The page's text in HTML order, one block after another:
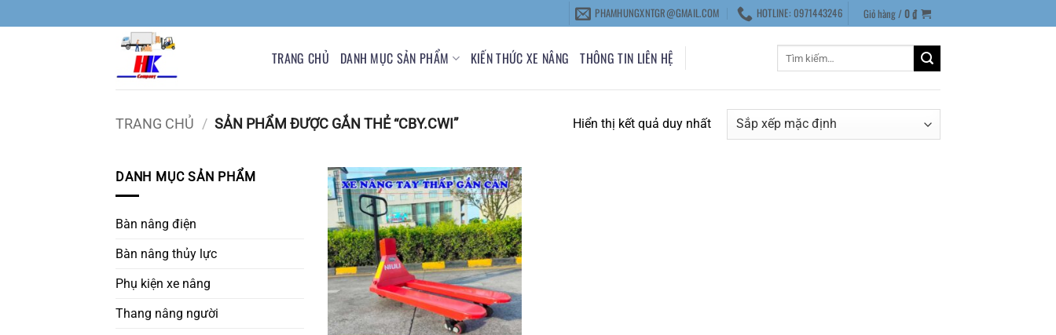
qua
PHAMHUNGXNTGR@GMAIL.COM HOTLINE: 0971443246 Giỏ hàng /0₫
TRANG CHỦ DANH MỤC SẢN PHẨM KIẾN THỨC XE NÂNG THÔNG TIN LIÊN HỆ
TRANG CHỦ / SẢN PHẨM ĐƯỢC GẮN THẺ “CBY.CWI” Hiển thị kết quả duy nhất
DANH MỤC SẢN PHẨM
Bàn nâng điện
Bàn nâng thủy lực
Phụ kiện xe nâng
Thang nâng người